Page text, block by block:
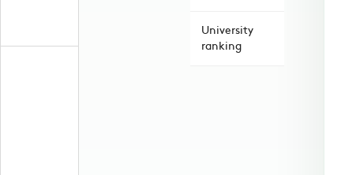
University
ranking